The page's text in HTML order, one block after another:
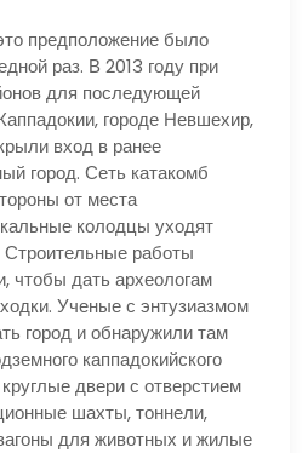
предположение было
раз. В 2013 году при
для последующей
городе Невшехир,
вход в ранее
город. Сеть катакомб
от места
колодцы уходят
Строительные работы
чтобы дать археологам
Ученые с энтузиазмом
город и обнаружили там
каппадокийского
двери с отверстием
шахты, тоннели,
для животных и жилые